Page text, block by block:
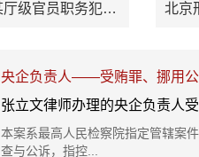
张立文律师办理的安徽高院某厅级官员职务犯罪案——滥用职权罪不成立
央企负责人——受贿罪、挪用
张立文律师办理的央企负责人
本案系最高人民检察院指定管辖案
查与公诉，指控...